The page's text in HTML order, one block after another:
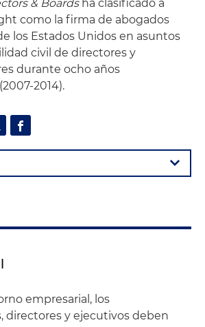
& Boardsha clasificado a
como la firma de abogados
los Estados Unidos en asuntos
civil de directores y
durante ocho años
2014).
empresarial, los
directores y ejecutivos deben